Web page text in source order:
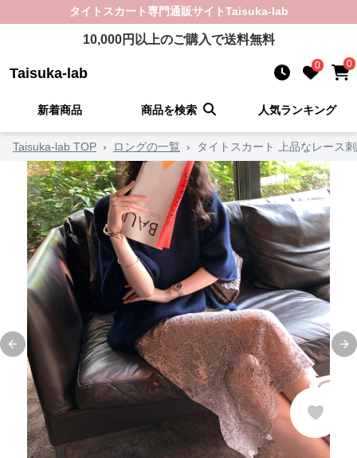
タイトスカート専門通販サイトTaisuka-lab
10,000円以上のご購入で送料無料
Taisuka-lab 0 0
新着商品 商品を検索 人気ランキング
Taisuka-lab TOP › ロングの一覧 › タイトスカート 上品なレース
Previous slide